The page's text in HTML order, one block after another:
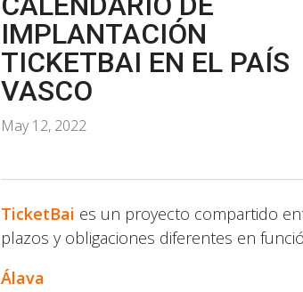
IMPLANTACIÓN
TICKETBAI EN EL PAÍS
VASCO
May 12, 2022
TicketBai es un proyecto compartido
plazos y obligaciones diferentes en
Álava